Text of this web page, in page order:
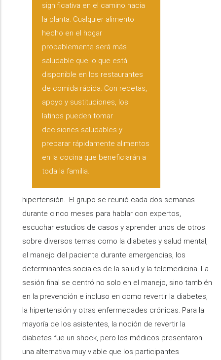
significativa en el camino hacia
la planta. Cualquier alimento
hecho en el hogar
probablemente será más
saludable que lo que está
disponible en los restaurantes
de comida rápida. Con recetas,
apoyo y sustituciones, los
latinos pueden tomar
decisiones saludables y
preparar rápidamente alimentos
en la cocina que beneficiarán a
toda la familia.
hipertensión. El grupo se reunió cada dos semanas
durante cinco meses para hablar con expertos,
escuchar estudios de casos y aprender unos de otros
sobre diversos temas como la diabetes y salud mental,
el manejo del paciente durante emergencias, los
determinantes sociales de la salud y la telemedicina. La
sesión final se centró no solo en el manejo, sino también
en la prevención e incluso en como revertir la diabetes,
la hipertensión y otras enfermedades crónicas. Para la
mayoría de los asistentes, la noción de revertir la
diabetes fue un shock, pero los médicos presentaron
una alternativa muy viable que los participantes